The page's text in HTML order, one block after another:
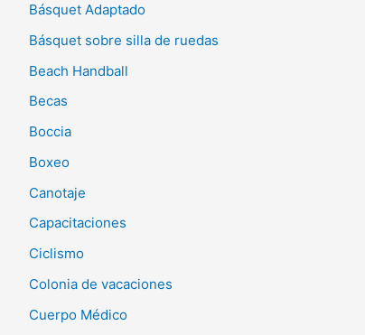
Básquet Adaptado
Básquet sobre silla de ruedas
Beach Handball
Becas
Boccia
Boxeo
Canotaje
Capacitaciones
Ciclismo
Colonia de vacaciones
Cuerpo Médico